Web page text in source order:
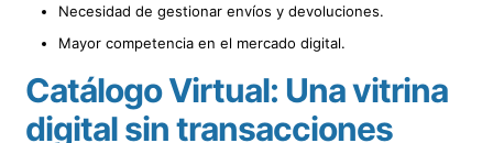
Necesidad de gestionar envíos y devoluciones.
Mayor competencia en el mercado digital.
Catálogo Virtual: Una vitrina
digital sin transacciones